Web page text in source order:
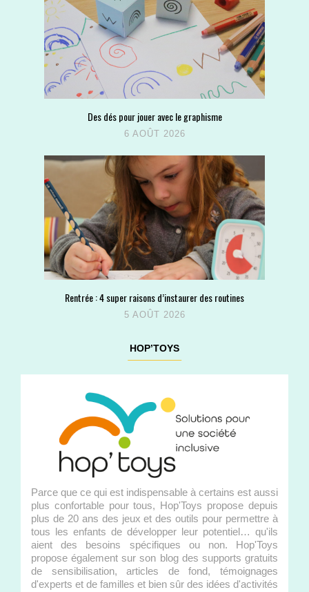
Des dés pour jouer avec le graphisme
6 AOÛT 2026
Rentrée : 4 super raisons d’instaurer des routines
5 AOÛT 2026
HOP’TOYS
Parce que ce qui est indispensable à certains est aussi
plus confortable pour tous, Hop'Toys propose depuis
plus de 20 ans des jeux et des outils pour permettre à
tous les enfants de développer leur potentiel… qu'ils
aient des besoins spécifiques ou non. Hop'Toys
propose également sur son blog des supports gratuits
de sensibilisation, articles de fond, témoignages
d'experts et de familles et bien sûr des idées d'activités